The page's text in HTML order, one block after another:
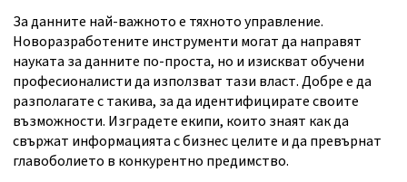
За данните най-важното е тяхното управление.
Новоразработените инструменти могат да направят
науката за данните по-проста, но и изискват обучени
професионалисти да използват тази власт. Добре е да
разполагате с такива, за да идентифицирате своите
възможности. Изградете екипи, които знаят как да
свържат информацията с бизнес целите и да превърнат
главоболието в конкурентно предимство.